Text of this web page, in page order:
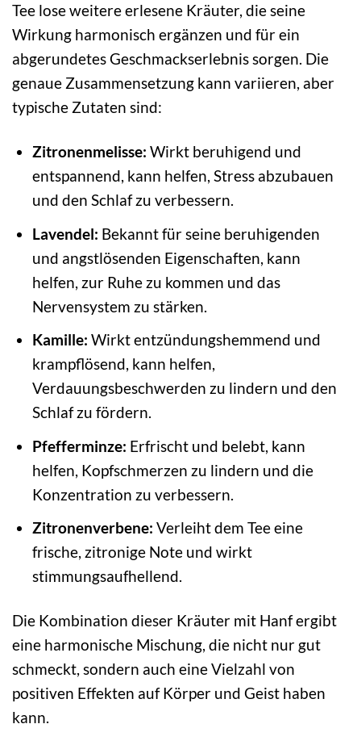
Tee lose weitere erlesene Kräuter, die seine
Wirkung harmonisch ergänzen und für ein
abgerundetes Geschmackserlebnis sorgen. Die
genaue Zusammensetzung kann variieren, aber
typische Zutaten sind:
Zitronenmelisse: Wirkt beruhigend und
entspannend, kann helfen, Stress abzubauen
und den Schlaf zu verbessern.
Lavendel: Bekannt für seine beruhigenden
und angstlösenden Eigenschaften, kann
helfen, zur Ruhe zu kommen und das
Nervensystem zu stärken.
Kamille: Wirkt entzündungshemmend und
krampflösend, kann helfen,
Verdauungsbeschwerden zu lindern und den
Schlaf zu fördern.
Pfefferminze: Erfrischt und belebt, kann
helfen, Kopfschmerzen zu lindern und die
Konzentration zu verbessern.
Zitronenverbene: Verleiht dem Tee eine
frische, zitronige Note und wirkt
stimmungsaufhellend.
Die Kombination dieser Kräuter mit Hanf ergibt
eine harmonische Mischung, die nicht nur gut
schmeckt, sondern auch eine Vielzahl von
positiven Effekten auf Körper und Geist haben
kann.